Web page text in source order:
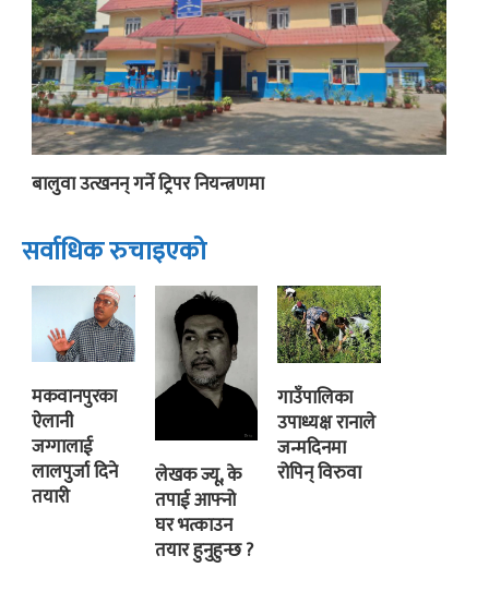
बालुवा उत्खनन् गर्ने ट्रिपर नियन्त्रणमा
सर्वाधिक रुचाइएको
मकवानपुरका
ऐलानी
जग्गालाई
लालपुर्जा दिने
तयारी
लेखक ज्यू, के
तपाई आफ्नो
घर भत्काउन
तयार हुनुहुन्छ ?
गाउँपालिका
उपाध्यक्ष रानाले
जन्मदिनमा
रोपिन् विरुवा